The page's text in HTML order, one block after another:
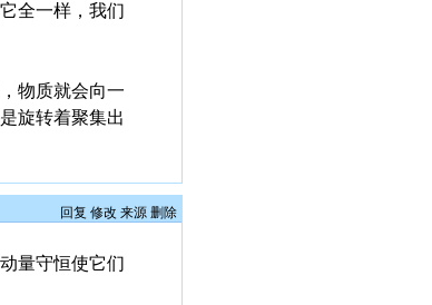
全一样，我们
物质就会向一
旋转着聚集出
回复 修改 来源 删除
量守恒使它们